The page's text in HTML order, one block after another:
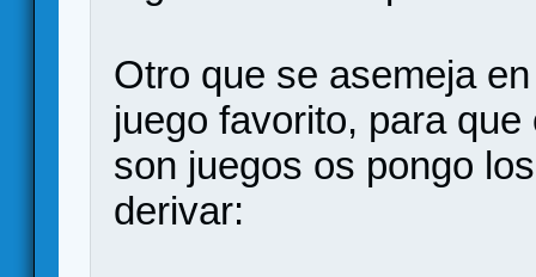
Otro que se asemeja
juego favorito, para
son juegos os pongo
derivar: